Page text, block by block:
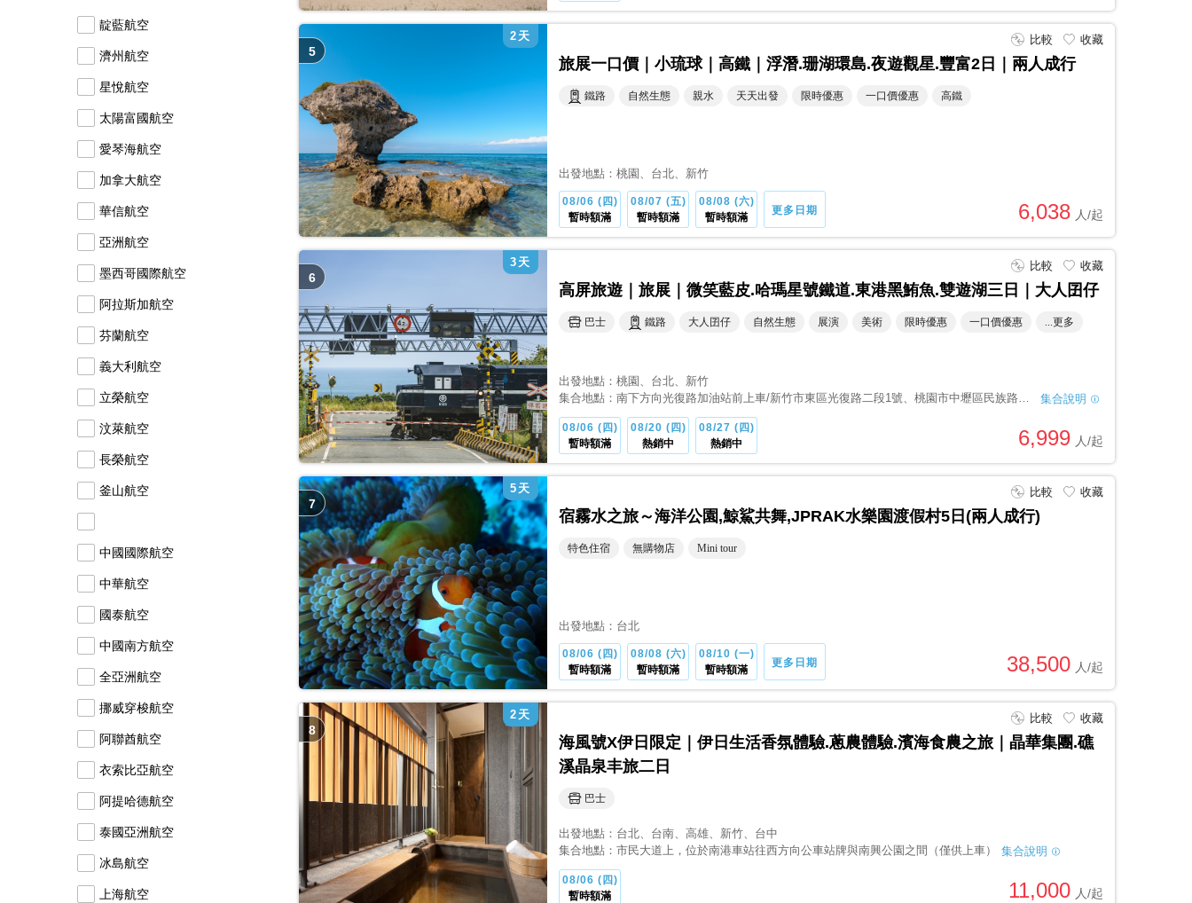
靛藍航空
濟州航空
星悅航空
太陽富國航空
愛琴海航空
加拿大航空
華信航空
亞洲航空
墨西哥國際航空
阿拉斯加航空
芬蘭航空
義大利航空
立榮航空
汶萊航空
長榮航空
釜山航空
中國國際航空
中華航空
國泰航空
中國南方航空
全亞洲航空
挪威穿梭航空
阿聯酋航空
衣索比亞航空
阿提哈德航空
泰國亞洲航空
冰島航空
上海航空
5
2 天 比較 收藏
旅展一口價｜小琉球｜高鐵｜浮潛.珊湖環島.夜遊觀星.豐富2日｜兩人成行
鐵路 自然生態 親水 天天出發 限時優惠 一口價優惠 高鐵
出發地點： 桃園 、台北、新竹
08/06 (四)
暫時額滿
08/07 (五)
暫時額滿
08/08 (六)
暫時額滿
更多日期 6,038
6
3 天 比較 收藏
高屏旅遊｜旅展｜微笑藍皮.哈瑪星號鐵道.東港黑鮪魚.雙遊湖三日｜大人囝仔
巴士 鐵路 大人囝仔 自然生態 展演 美術 限時優惠 一口價優惠 ...更多
出發地點： 桃園 、台北、新竹
集合地點： 南下方向光復路加油站前上車/新竹市東區光復路二段1號、桃園市中壢區民族路二
段138號、台北火車站／北二門／雄獅站前門市集合
集合說明
08/06 (四)
暫時額滿
08/20 (四)
熱銷中
08/27 (四)
熱銷中
6,999
7
5 天 比較 收藏
宿霧水之旅～海洋公園,鯨鯊共舞,JPRAK水樂園渡假村5日(兩人成行)
特色住宿 無購物店 Mini tour
出發地點： 台北
08/06 (四)
暫時額滿
08/08 (六)
暫時額滿
08/10 (一)
暫時額滿
更多日期 38,500
8
2 天 比較 收藏
海風號X伊日限定｜伊日生活香氛體驗.蔥農體驗.濱海食農之旅｜晶華集團.礁
溪晶泉丰旅二日
巴士
出發地點： 台北、台南、高雄、新竹、台中
集合地點： 市民大道上，位於南港車站往西方向公車站牌與南興公園之間（僅供上車） 集合說明
08/06 (四)
暫時額滿
11,000